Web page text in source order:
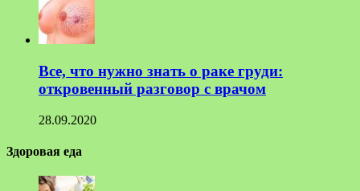
Все, что нужно знать о раке груди:
откровенный разговор с врачом
28.09.2020
Здоровая еда